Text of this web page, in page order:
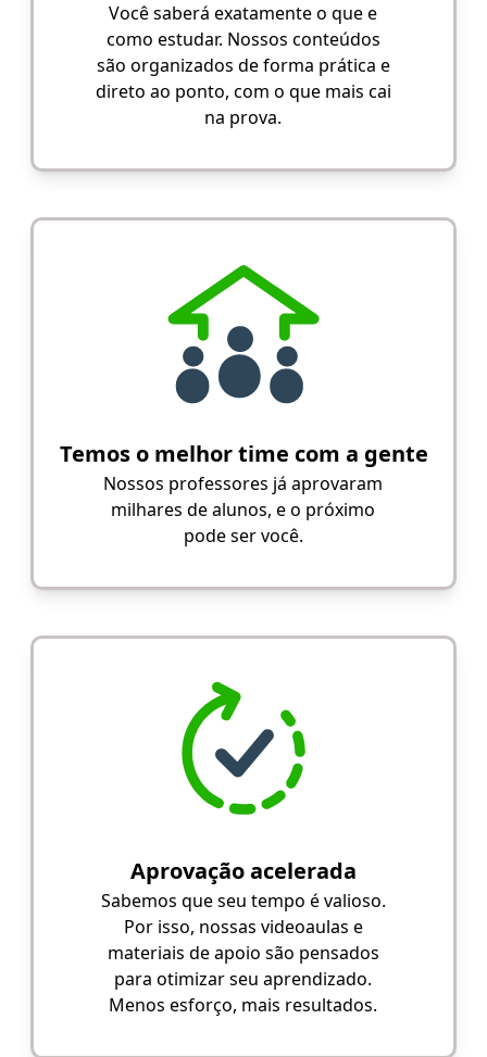
Você saberá exatamente o que e
como estudar. Nossos conteúdos
são organizados de forma prática e
direto ao ponto, com o que mais cai
na prova.
Temos o melhor time com a gente
Nossos professores já aprovaram
milhares de alunos, e o próximo
pode ser você.
Aprovação acelerada
Sabemos que seu tempo é valioso.
Por isso, nossas videoaulas e
materiais de apoio são pensados
para otimizar seu aprendizado.
Menos esforço, mais resultados.